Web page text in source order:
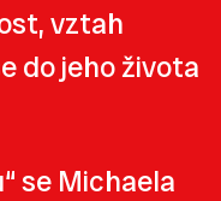
vztah
do jeho života
se Michaela